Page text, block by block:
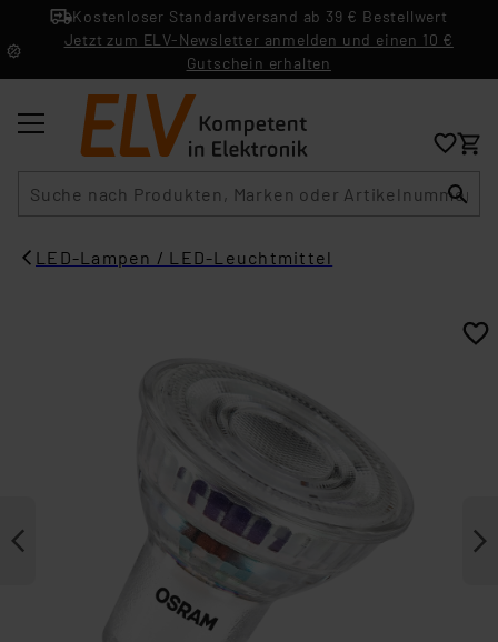
Kostenloser Standardversand ab 39 € Bestellwert
Jetzt zum ELV-Newsletter anmelden und einen 10 €
Gutschein erhalten
LED-Lampen / LED-Leuchtmittel